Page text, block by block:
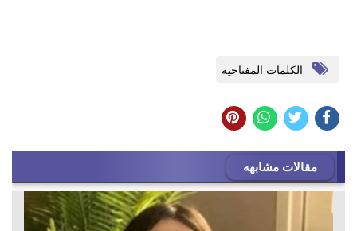
الكلمات المفتاحية
مقالات مشابهه